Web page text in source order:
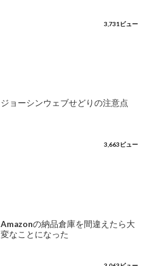
3,731ビュー
ジョーシンウェブせどりの注意点
3,663ビュー
Amazonの納品倉庫を間違えたら大
変なことになった